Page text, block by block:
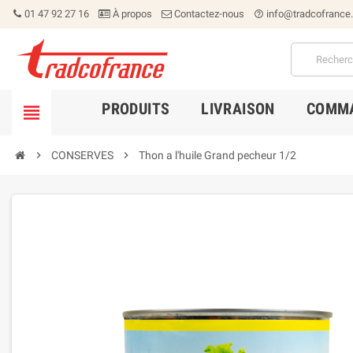
01 47 92 27 16 À propos Contactez-nous help_outline
 PRODUITS LIVRAISON
 CONSERVES  Thon a l'huile Grand pecheur 1/2